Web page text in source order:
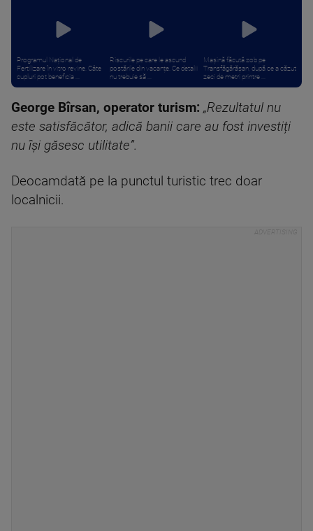
Programul Național de
Fertilizare în vitro revine. Câte
cupluri pot beneficia ...
Riscurile pe care le ascund
postările din vacanțe. Ce detalii
nu trebuie să ...
Mașină făcută zob pe
Transfăgărășan, după ce a căzut
zeci de metri printre ...
George Bîrsan, operator turism: „Rezultatul nu
este satisfăcător, adică banii care au fost investiți
nu își găsesc utilitate”.
Deocamdată pe la punctul turistic trec doar
localnicii.